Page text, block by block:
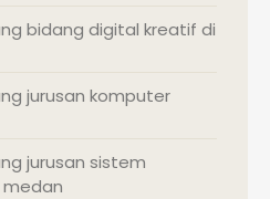
bidang digital kreatif di
jurusan komputer
jurusan sistem